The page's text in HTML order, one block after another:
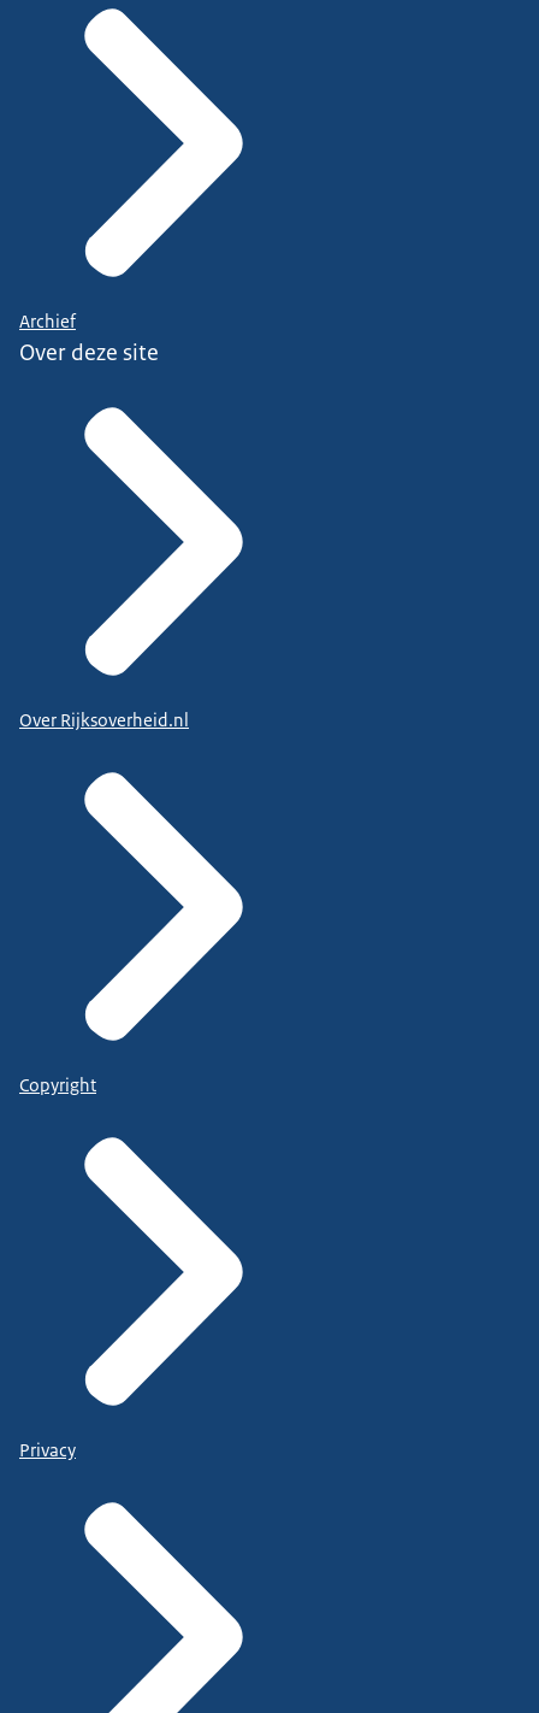
Archief
Over deze site
Over Rijksoverheid.nl
Copyright
Privacy